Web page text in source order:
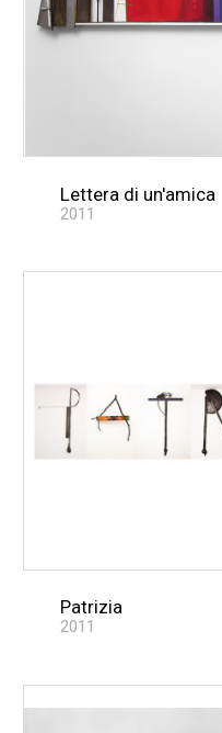
Lettera di un'amica
2011
Patrizia
2011